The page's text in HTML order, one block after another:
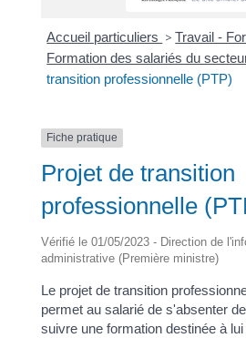
Accueil particuliers > Travail -
Formation des salariés du
transition professionnelle (PTP)
Fiche pratique
Projet de transition
professionnelle
Vérifié le 01/05/2023 - Direction de
administrative (Première ministre)
Le projet de transition
permet au salarié de s'absenter
suivre une formation destinée à